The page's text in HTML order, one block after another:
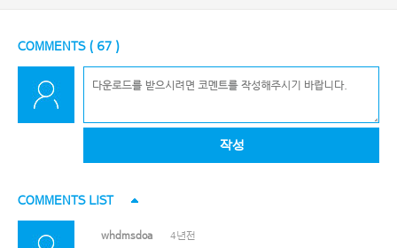
COMMENTS ( 67 )
작성
COMMENTS LIST
whdmsdoa 4년전